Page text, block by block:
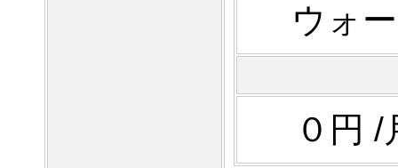
ウォ
０円